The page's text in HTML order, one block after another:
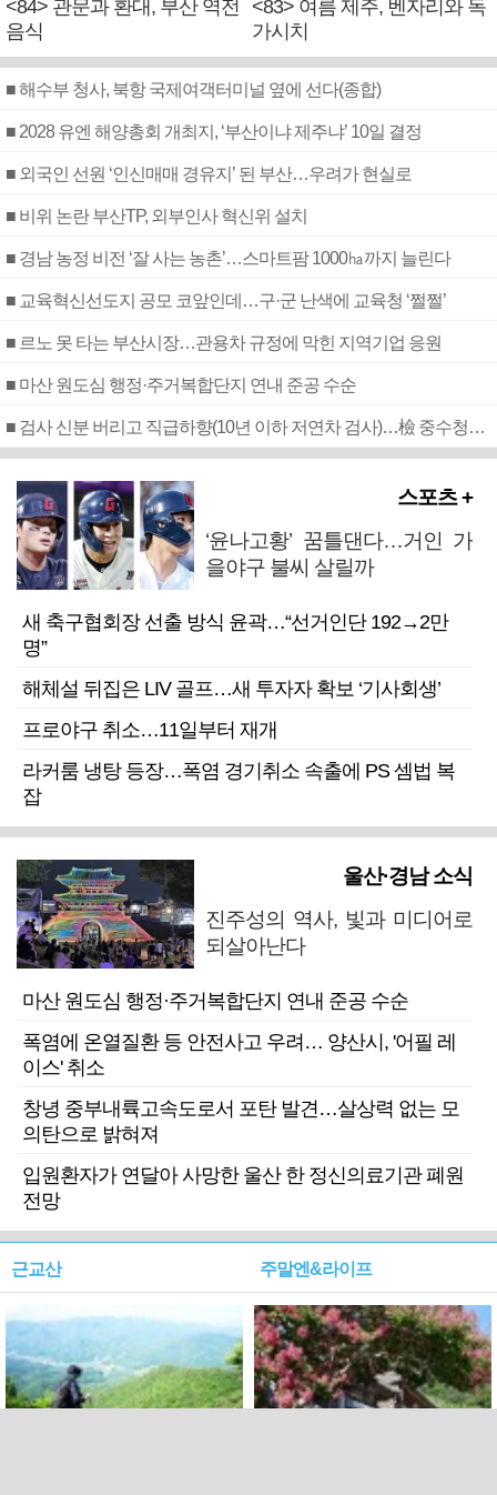
<84> 관문과 환대, 부산 역전
음식
<83> 여름 제주, 벤자리와 독
가시치
■ 해수부 청사, 북항 국제여객터미널 옆에 선다(종합)
■ 2028 유엔 해양총회 개최지, ‘부산이냐 제주냐’ 10일 결정
■ 외국인 선원 ‘인신매매 경유지’ 된 부산…우려가 현실로
■ 비위 논란 부산TP, 외부인사 혁신위 설치
■ 경남 농정 비전 ‘잘 사는 농촌’…스마트팜 1000㏊까지 늘린다
■ 교육혁신선도지 공모 코앞인데…구·군 난색에 교육청 ‘쩔쩔’
■ 르노 못 타는 부산시장…관용차 규정에 막힌 지역기업 응원
■ 마산 원도심 행정·주거복합단지 연내 준공 수순
■ 검사 신분 버리고 직급하향(10년 이하 저연차 검사)…檢 중수청행 기피
스포츠 +
‘윤나고황’ 꿈틀댄다…거인 가
을야구 불씨 살릴까
새 축구협회장 선출 방식 윤곽…“선거인단 192→2만
명”
해체설 뒤집은 LIV 골프…새 투자자 확보 ‘기사회생’
프로야구 취소…11일부터 재개
라커룸 냉탕 등장…폭염 경기취소 속출에 PS 셈법 복
잡
울산·경남 소식
진주성의 역사, 빛과 미디어로
되살아난다
마산 원도심 행정·주거복합단지 연내 준공 수순
폭염에 온열질환 등 안전사고 우려… 양산시, '어필 레
이스' 취소
창녕 중부내륙고속도로서 포탄 발견…살상력 없는 모
의탄으로 밝혀져
입원환자가 연달아 사망한 울산 한 정신의료기관 폐원
전망
근교산 주말엔&라이프